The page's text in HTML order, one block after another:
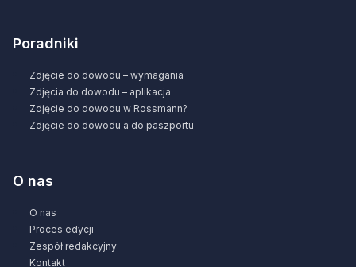
Poradniki
Zdjęcie do dowodu – wymagania
Zdjęcia do dowodu – aplikacja
Zdjęcie do dowodu w Rossmann?
Zdjęcie do dowodu a do paszportu
O nas
O nas
Proces edycji
Zespół redakcyjny
Kontakt